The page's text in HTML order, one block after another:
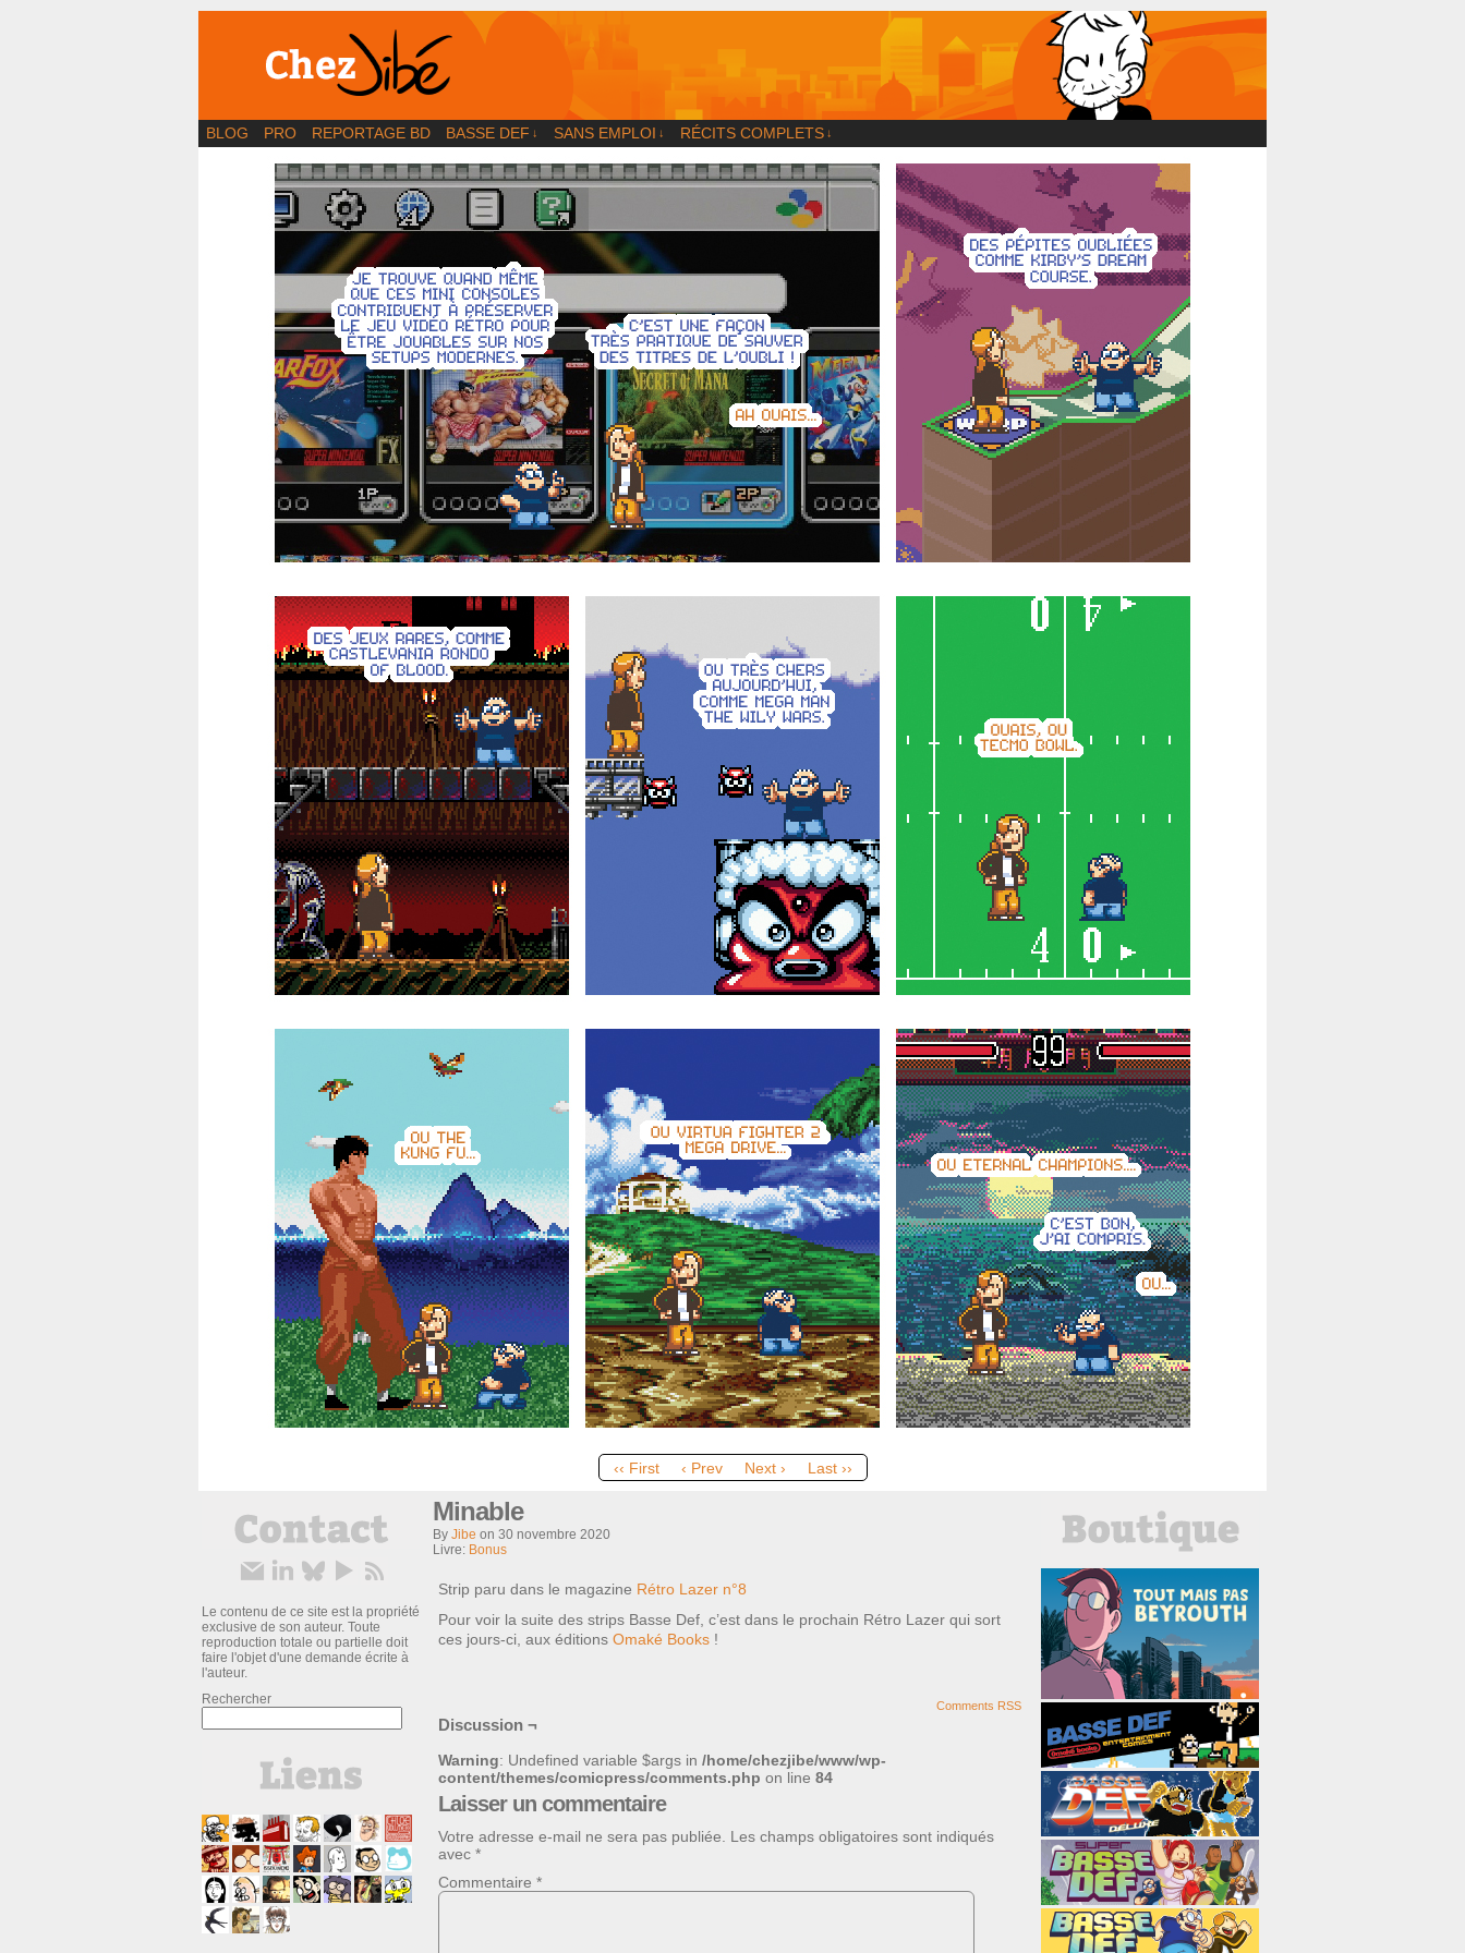
BD | Illustration | Blog
BLOG PRO REPORTAGE BD BASSE DEF ↓ SANS EMPLOI ↓ RÉCITS COMPLETS ↓
‹‹ First ‹ Prev Next › Last ››
Le contenu de ce site est la propriété
exclusive de son auteur. Toute
reproduction totale ou partielle doit
faire l'objet d'une demande écrite à
l'auteur.
Rechercher
Minable
By Jibe on 30 novembre 2020
Livre: Bonus
Strip paru dans le magazine Rétro Lazer n°8
Pour voir la suite des strips Basse Def, c’est dans le prochain Rétro Lazer qui sort
ces jours-ci, aux éditions Omaké Books !
Comments RSS
Discussion ¬
Warning: Undefined variable $args in /home/chezjibe/www/wp-
content/themes/comicpress/comments.php on line 84
Laisser un commentaire
Votre adresse e-mail ne sera pas publiée.
Les champs obligatoires sont indiqués
avec *
Commentaire *